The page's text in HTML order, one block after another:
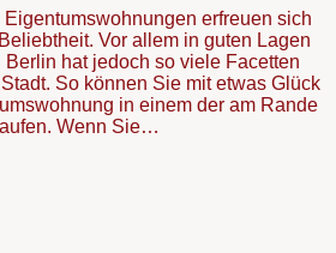
erfreuen sich
Vor allem in guten Lagen
hat jedoch so viele Facetten
So können Sie mit etwas Glück
in einem der am Rande
Wenn Sie…